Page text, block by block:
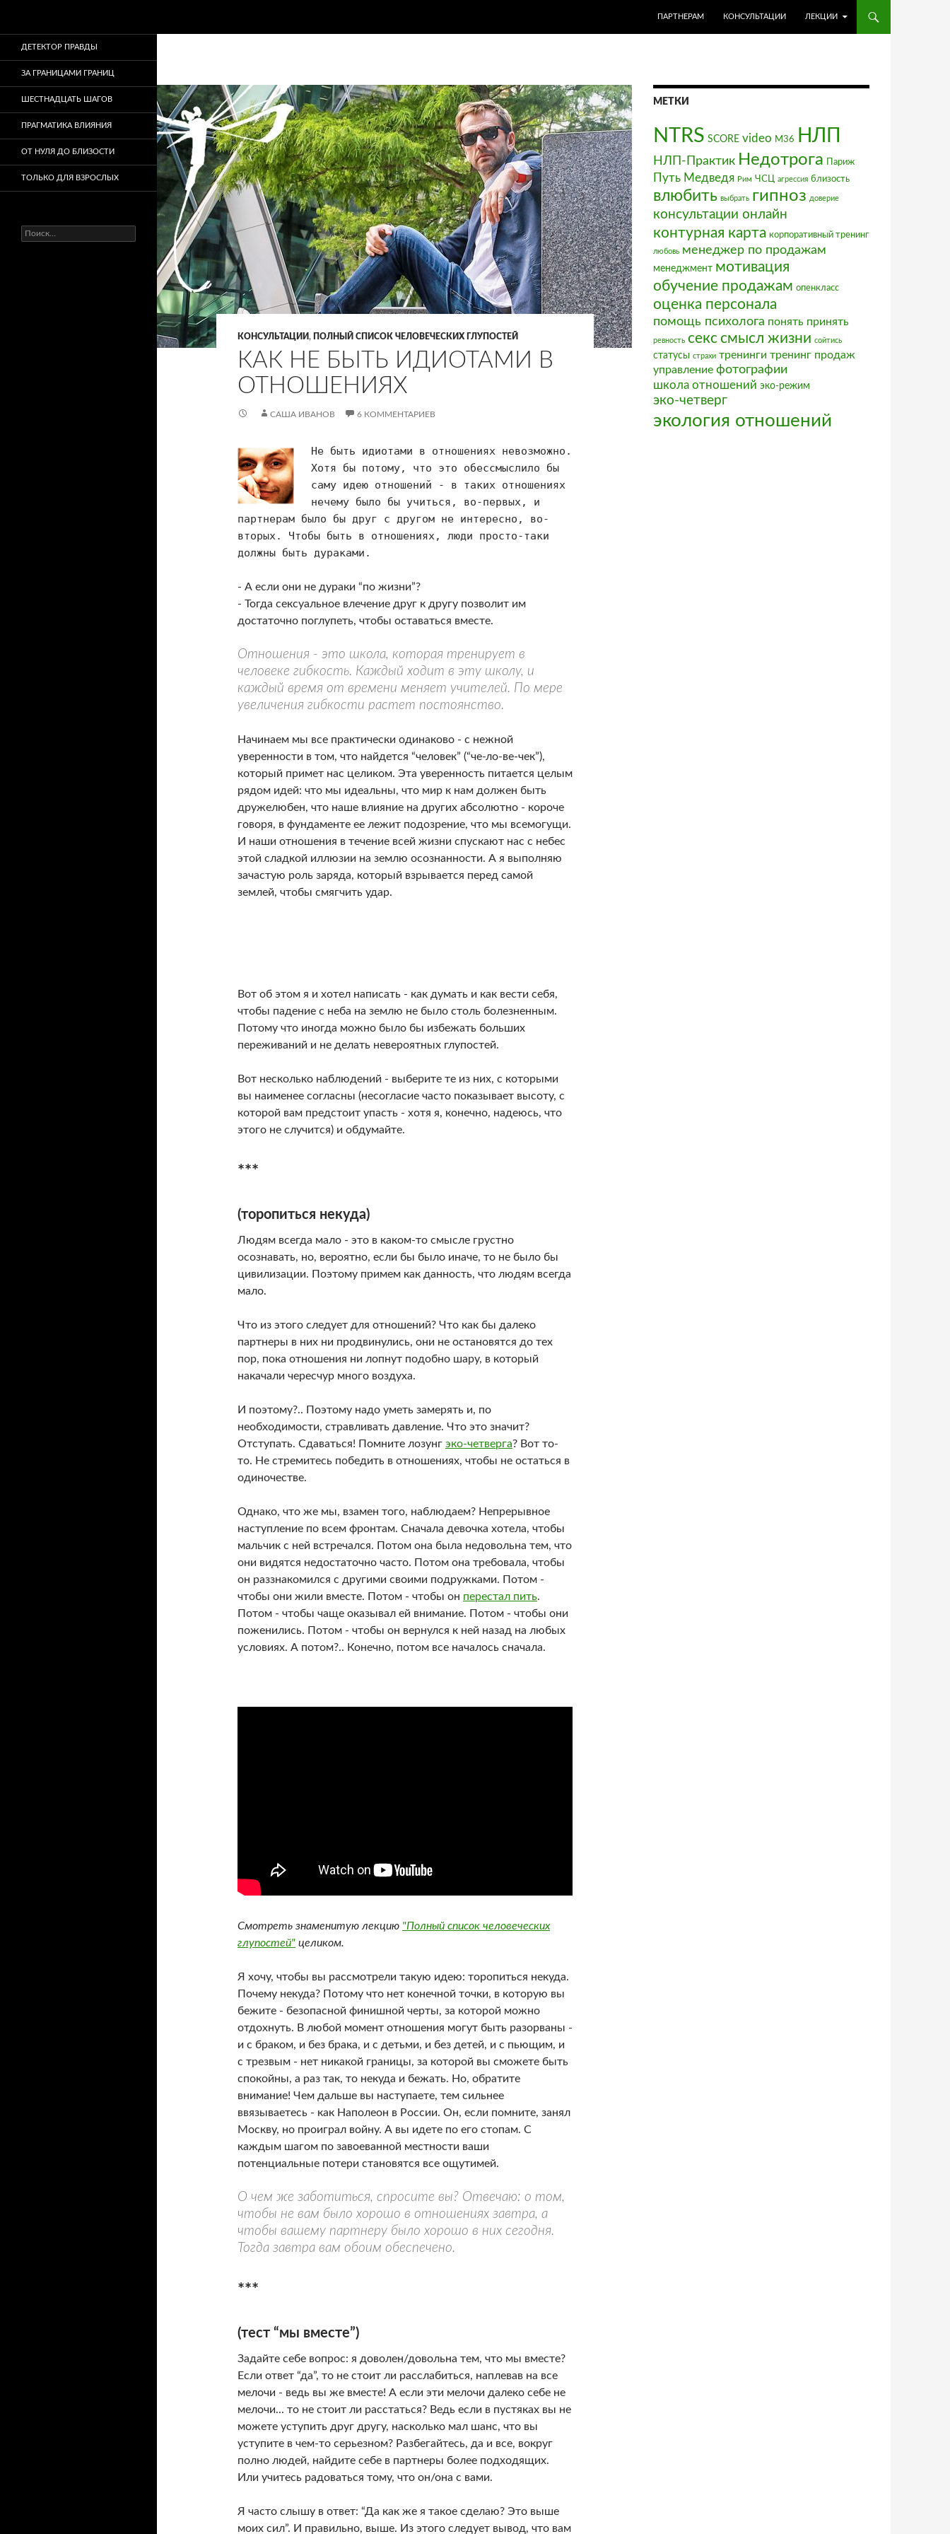
ПАРТНЕРАМ
КОНСУЛЬТАЦИИ ЛЕКЦИИ
КОНСУЛЬТАЦИИ, ПОЛНЫЙ СПИСОК ЧЕЛОВЕЧЕСКИХ ГЛУПОСТЕЙ
КАК НЕ БЫТЬ ИДИОТАМИ В
ОТНОШЕНИЯХ
САША ИВАНОВ 6 КОММЕНТАРИЕВ
Не быть идиотами в отношениях невозможно.
Хотя бы потому, что это обессмыслило бы
саму идею отношений - в таких отношениях
нечему было бы учиться, во-первых, и
партнерам было бы друг с другом не интересно, во-
вторых. Чтобы быть в отношениях, люди просто-таки
должны быть дураками.
- А если они не дураки “по жизни”?
- Тогда сексуальное влечение друг к другу позволит им
достаточно поглупеть, чтобы оставаться вместе.
Отношения - это школа, которая тренирует в
человеке гибкость. Каждый ходит в эту школу, и
каждый время от времени меняет учителей. По мере
увеличения гибкости растет постоянство.
Начинаем мы все практически одинаково - с нежной
уверенности в том, что найдется “человек” (“че-ло-ве-чек”),
который примет нас целиком. Эта уверенность питается целым
рядом идей: что мы идеальны, что мир к нам должен быть
дружелюбен, что наше влияние на других абсолютно - короче
говоря, в фундаменте ее лежит подозрение, что мы всемогущи.
И наши отношения в течение всей жизни спускают нас с небес
этой сладкой иллюзии на землю осознанности. А я выполняю
зачастую роль заряда, который взрывается перед самой
землей, чтобы смягчить удар.
Вот об этом я и хотел написать - как думать и как вести себя,
чтобы падение с неба на землю не было столь болезненным.
Потому что иногда можно было бы избежать больших
переживаний и не делать невероятных глупостей.
Вот несколько наблюдений - выберите те из них, с которыми
вы наименее согласны (несогласие часто показывает высоту, с
которой вам предстоит упасть - хотя я, конечно, надеюсь, что
этого не случится) и обдумайте.
***
(торопиться некуда)
Людям всегда мало - это в каком-то смысле грустно
осознавать, но, вероятно, если бы было иначе, то не было бы
цивилизации. Поэтому примем как данность, что людям всегда
мало.
Что из этого следует для отношений? Что как бы далеко
партнеры в них ни продвинулись, они не остановятся до тех
пор, пока отношения ни лопнут подобно шару, в который
накачали чересчур много воздуха.
И поэтому?.. Поэтому надо уметь замерять и, по
необходимости, стравливать давление. Что это значит?
Отступать. Сдаваться! Помните лозунг эко-четверга? Вот то-
то. Не стремитесь победить в отношениях, чтобы не остаться в
одиночестве.
Однако, что же мы, взамен того, наблюдаем? Непрерывное
наступление по всем фронтам. Сначала девочка хотела, чтобы
мальчик с ней встречался. Потом она была недовольна тем, что
они видятся недостаточно часто. Потом она требовала, чтобы
он раззнакомился с другими своими подружками. Потом -
чтобы они жили вместе. Потом - чтобы он перестал пить.
Потом - чтобы чаще оказывал ей внимание. Потом - чтобы они
поженились. Потом - чтобы он вернулся к ней назад на любых
условиях. А потом?.. Конечно, потом все началось сначала.
Смотреть знаменитую лекцию "Полный список человеческих
глупостей" целиком.
Я хочу, чтобы вы рассмотрели такую идею: торопиться некуда.
Почему некуда? Потому что нет конечной точки, в которую вы
бежите - безопасной финишной черты, за которой можно
отдохнуть. В любой момент отношения могут быть разорваны -
и с браком, и без брака, и с детьми, и без детей, и с пьющим, и
с трезвым - нет никакой границы, за которой вы сможете быть
спокойны, а раз так, то некуда и бежать. Но, обратите
внимание! Чем дальше вы наступаете, тем сильнее
ввязываетесь - как Наполеон в России. Он, если помните, занял
Москву, но проиграл войну. А вы идете по его стопам. С
каждым шагом по завоеванной местности ваши
потенциальные потери становятся все ощутимей.
О чем же заботиться, спросите вы? Отвечаю: о том,
чтобы не вам было хорошо в отношениях завтра, а
чтобы вашему партнеру было хорошо в них сегодня.
Тогда завтра вам обоим обеспечено.
***
(тест “мы вместе”)
Задайте себе вопрос: я доволен/довольна тем, что мы вместе?
Если ответ “да”, то не стоит ли расслабиться, наплевав на все
мелочи - ведь вы же вместе! А если эти мелочи далеко себе не
мелочи... то не стоит ли расстаться? Ведь если в пустяках вы не
можете уступить друг другу, насколько мал шанс, что вы
уступите в чем-то серьезном? Разбегайтесь, да и все, вокруг
полно людей, найдите себе в партнеры более подходящих.
Или учитесь радоваться тому, что он/она с вами.
Я часто слышу в ответ: “Да как же я такое сделаю? Это выше
моих сил”. И правильно, выше. Из этого следует вывод, что вам
МЕТКИ
NTRS SCORE video М36 НЛП
НЛП-Практик Недотрога Париж
Путь Медведя Рим ЧСЦ агрессия близость
влюбить выбрать гипноз доверие
консультации онлайн
контурная карта корпоративный тренинг
любовь менеджер по продажам
менеджмент мотивация
обучение продажам опенкласс
оценка персонала
помощь психолога понять принять
ревность секссмысл жизни сойтись
статусы страхи тренинги тренинг продаж
управление фотографии
школа отношений эко-режим
эко-четверг
экология отношений
ДЕТЕКТОР ПРАВДЫ
ЗА ГРАНИЦАМИ ГРАНИЦ
ШЕСТНАДЦАТЬ ШАГОВ
ПРАГМАТИКА ВЛИЯНИЯ
ОТ НУЛЯ ДО БЛИЗОСТИ
ТОЛЬКО ДЛЯ ВЗРОСЛЫХ
Найти: